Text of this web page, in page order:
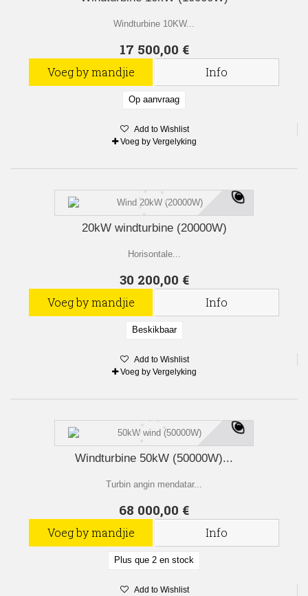
Windturbine 10KW...
17 500,00 €
Voeg by mandjie Info
Op aanvraag
Add to Wishlist
Voeg by Vergelyking
20kW windturbine (20000W)
Horisontale...
30 200,00 €
Voeg by mandjie Info
Beskikbaar
Add to Wishlist
Voeg by Vergelyking
Windturbine 50kW (50000W)...
Turbin angin mendatar...
68 000,00 €
Voeg by mandjie Info
Plus que 2 en stock
Add to Wishlist